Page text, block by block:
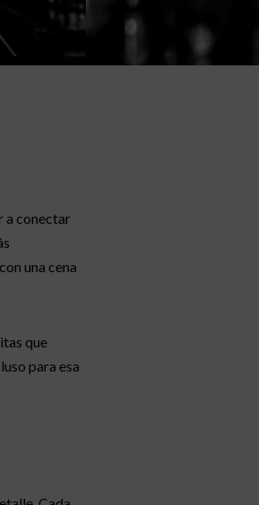
a conectar
una cena
que
para esa